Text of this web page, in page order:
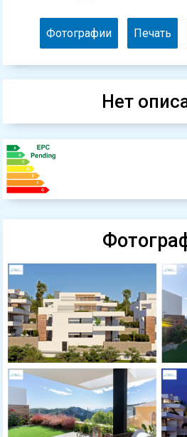
Фотографии Печать
Нет